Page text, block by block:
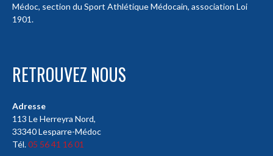
Médoc, section du Sport Athlétique Médocain, association Loi
1901.
RETROUVEZ NOUS
Adresse
113 Le Herreyra Nord,
33340 Lesparre-Médoc
Tél.05 56 41 16 01